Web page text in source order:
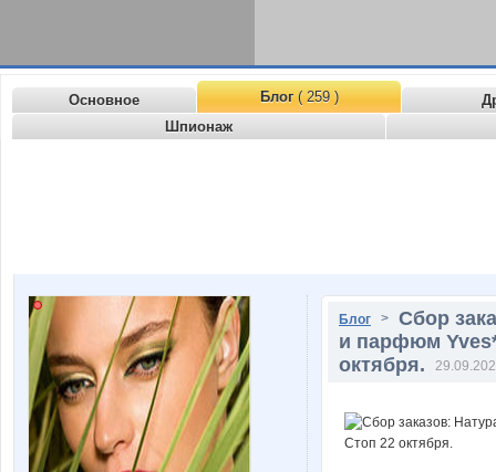
Основное Блог( 259 )
Шпионаж
Блог > Сбор
и парфюм
октября.